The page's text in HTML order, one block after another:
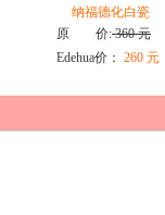
纳福德化白瓷
原 价:360 元
Edehua价： 260 元